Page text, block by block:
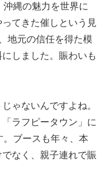
沖縄の魅力を世界に
てきた催しという見
地元の信任を得た模
しました。賑わいも
ゃないんですよね。
ラフピータウン」に
ブースも年々、本
なく、親子連れで賑